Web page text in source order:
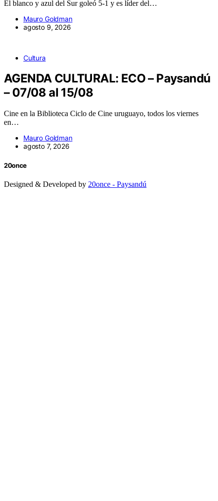
El blanco y azul del Sur goleó 5-1 y es líder del…
Mauro Goldman
agosto 9, 2026
Cultura
AGENDA CULTURAL: ECO – Paysandú
– 07/08 al 15/08
Cine en la Biblioteca Ciclo de Cine uruguayo, todos los viernes
en…
Mauro Goldman
agosto 7, 2026
20once
Designed & Developed by 20once - Paysandú